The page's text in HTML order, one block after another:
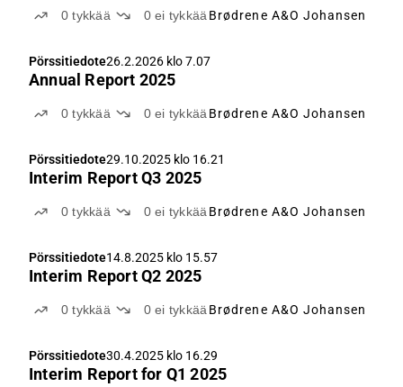
0tykkää 0ei tykkää Brødrene A&O Johansen
Pörssitiedote26.2.2026 klo 7.07
Annual Report 2025
0tykkää 0ei tykkää Brødrene A&O Johansen
Pörssitiedote29.10.2025 klo 16.21
Interim Report Q3 2025
0tykkää 0ei tykkää Brødrene A&O Johansen
Pörssitiedote14.8.2025 klo 15.57
Interim Report Q2 2025
0tykkää 0ei tykkää Brødrene A&O Johansen
Pörssitiedote30.4.2025 klo 16.29
Interim Report for Q1 2025